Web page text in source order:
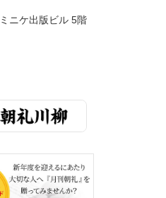
ニケ出版ビル 5階